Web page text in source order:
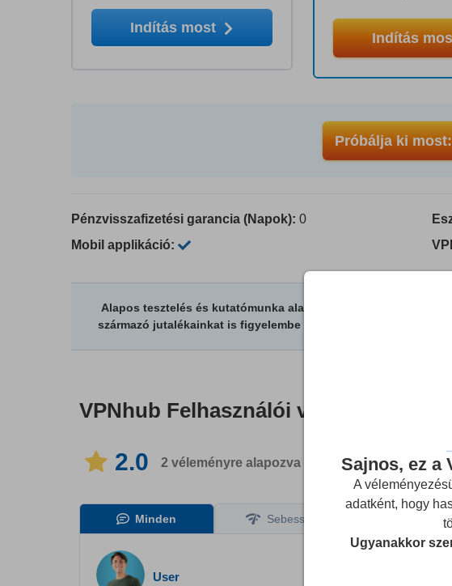
Indítás
Indítás most
Próbálja ki
Pénzvisszafizetési garancia (Napok): 0
Mobil applikáció:
Alapos tesztelés és kutatómunka alapján írunk véleményt a
származó jutalékainkat is figyelembe vesszük. Némely
VPNhub Felhasználói vélemények (A
2.0 2 véleményre alapozva itt: 1 nyelven
Minden Sebesség
User
Sajnos, ez a
A
adatként, hogy
Ugyanakkor